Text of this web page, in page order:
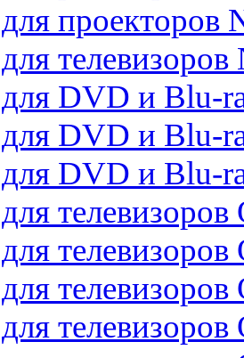
проекторов
телевизоров
DVD и Blu-
DVD и Blu-
DVD и Blu-
телевизоров
телевизоров
телевизоров
телевизоров